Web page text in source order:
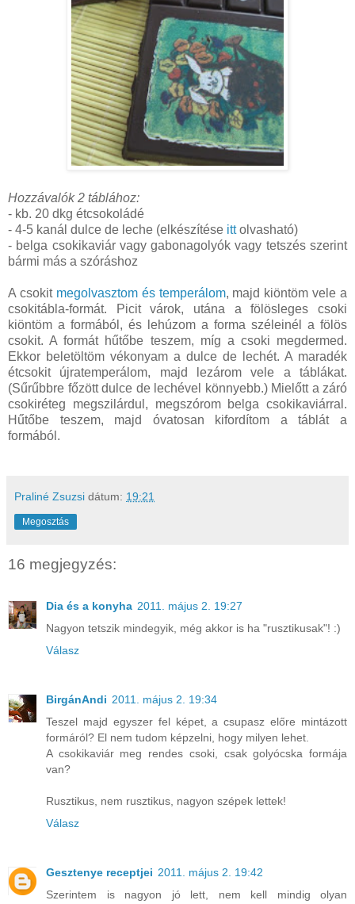
Hozzávalók 2 táblához:
- kb. 20 dkg étcsokoládé
- 4-5 kanál dulce de leche (elkészítése ittolvasható)
- belga csokikaviár vagy gabonagolyók vagy tetszés szerint
bármi más a szóráshoz
A csokit megolvasztom és temperálom, majd kiöntöm vele a
csokitábla-formát. Picit várok, utána a fölösleges csoki
kiöntöm a formából, és lehúzom a forma széleinél a fölös
csokit. A formát hűtőbe teszem, míg a csoki megdermed.
Ekkor beletöltöm vékonyam a dulce de lechét. A maradék
étcsokit újratemperálom, majd lezárom vele a táblákat.
(Sűrűbbre főzött dulce de lechével könnyebb.) Mielőtt a záró
csokiréteg megszilárdul, megszórom belga csokikaviárral.
Hűtőbe teszem, majd óvatosan kifordítom a táblát a
formából.
Praliné Zsuzsi dátum: 19:21
Megosztás
16 megjegyzés:
Dia és a konyha 2011. május 2. 19:27
Nagyon tetszik mindegyik, még akkor is ha "rusztikusak"! :)
Válasz
BirgánAndi 2011. május 2. 19:34
Teszel majd egyszer fel képet, a csupasz előre mintázott
formáról? El nem tudom képzelni, hogy milyen lehet.
A csokikaviár meg rendes csoki, csak golyócska formája
van?
Rusztikus, nem rusztikus, nagyon szépek lettek!
Válasz
Gesztenye receptjei 2011. május 2. 19:42
Szerintem is nagyon jó lett, nem kell mindig olyan